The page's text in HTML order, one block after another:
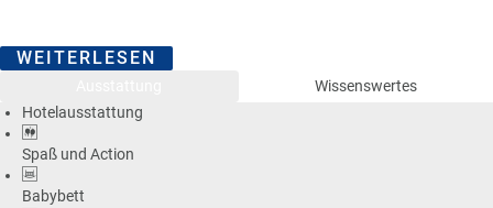
WEITERLESEN
Wissenswertes
Hotelausstattung
Spaß und Action
Babybett